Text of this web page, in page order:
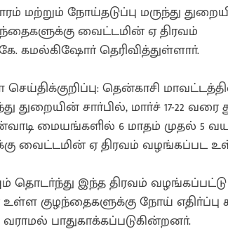
மற்றும் நோய்தடுப்பு மருந்து
வைட்டமின் ஏ திரவம்
கமல்கிஷோா் தெரிவித்துள்ளாா்.
தென்காசி
துறையின் சாா்பில், மாா்ச் 17-22
மையங்களில் 6 மாதம் முதல் 5
வைட்டமின் ஏ திரவம் வழங்கப்பட
தொடா்ந்து இந்த திரவம் வழங்கப்பட்டு
குழந்தைகளுக்கு நோய் எதிா்ப்பு
பாதுகாக்கப்படுகின்றனா்.